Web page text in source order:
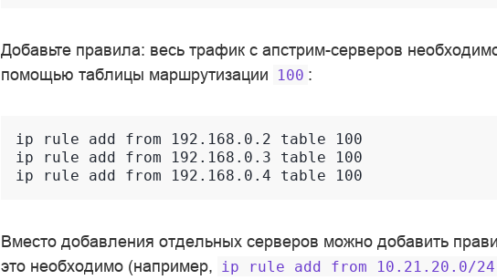
Добавьте правила: весь трафик с апстрим-серверов
помощью таблицы маршрутизации
100 :
ip rule add from 192.168.0.2 table 100
ip rule add from 192.168.0.3 table 100
Вместо добавления отдельных серверов можно добавить
это необходимо (например,
ip rule add from 10.21.20.0/24